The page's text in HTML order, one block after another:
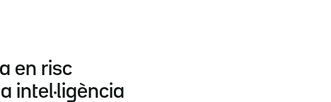
en risc
intel·ligència